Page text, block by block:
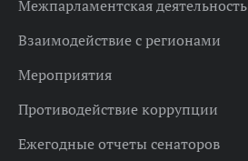
Межпарламентская деятельность
Взаимодействие с регионами
Мероприятия
Противодействие коррупции
Ежегодные отчеты сенаторов